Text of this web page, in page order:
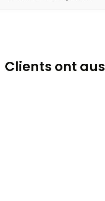
Clients ont